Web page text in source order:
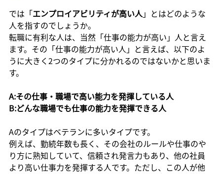
では「エンプロイアビリティが高い人 」とはどのような
人を指すのでしょうか。
転職に有利な人は、当然「仕事の能力が高い」人と言え
ます。その「仕事の能力が高い人」と言えば、以下のよ
うに大きく2つのタイプに分かれるのではないかと思いま
す。
A:その仕事・職場で高い能力を発揮している人
B:どんな職場でも仕事の能力を発揮できる人
Aのタイプはベテランに多いタイプです。
例えば、勤続年数も長く、その会社のルールや仕事のや
り方に熟知していて、信頼され発言力もあり、他の社員
より高い仕事力を発揮する人です。ただし、この人が他